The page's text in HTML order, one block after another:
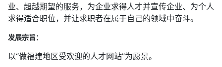
业、超越期望的服务，为企业求得人才并宣传企业、为个人
求得适合职位，并让求职者在属于自己的领域中奋斗。
发展宗旨：
以“做福建地区受欢迎的人才网站”为愿景。